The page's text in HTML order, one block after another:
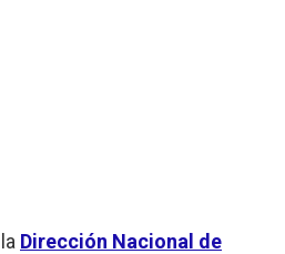
Dirección Nacional de